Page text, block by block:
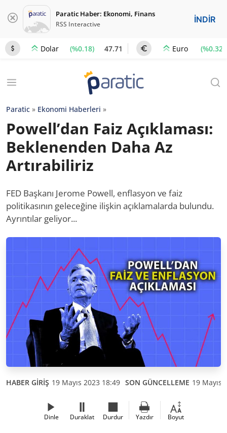
Paratic Haber: Ekonomi, Finans
RSS Interactive İNDİR
Dolar (%0.18) 47.71 Euro (%0.32)
Paratic » Ekonomi Haberleri »
Powell’dan Faiz Açıklaması:
Beklenenden Daha Az
Artırabiliriz
FED Başkanı Jerome Powell, enflasyon ve faiz
politikasının geleceğine ilişkin açıklamalarda bulundu.
Ayrıntılar geliyor...
HABER GİRİŞ 19 Mayıs 2023 18:49 SON GÜNCELLEME 19 Mayıs
Dinle Duraklat Durdur Yazdır Boyut